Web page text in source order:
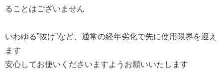
ることはございません
いわゆる”抜け”など、通常の経年劣化で先に使用限界を迎え
ます
安心してお使いくださいますようお願いいたします